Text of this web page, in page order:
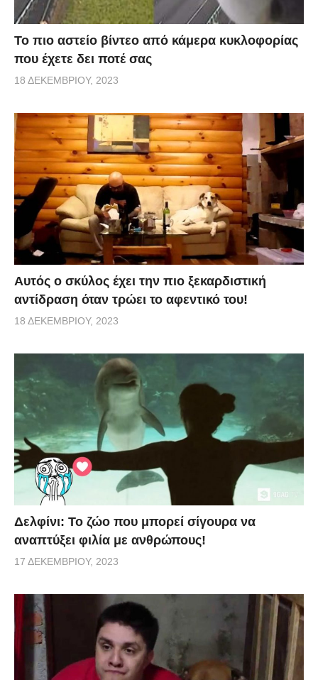
Το πιο αστείο βίντεο από κάμερα κυκλοφορίας
που έχετε δει ποτέ σας
18 ΔΕΚΕΜΒΡΊΟΥ, 2023
Αυτός ο σκύλος έχει την πιο ξεκαρδιστική
αντίδραση όταν τρώει το αφεντικό του!
18 ΔΕΚΕΜΒΡΊΟΥ, 2023
Δελφίνι: Το ζώο που μπορεί σίγουρα να
αναπτύξει φιλία με ανθρώπους!
17 ΔΕΚΕΜΒΡΊΟΥ, 2023